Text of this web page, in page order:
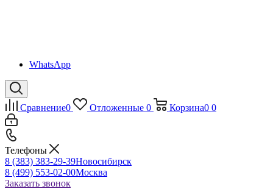
WhatsApp
Сравнение0 Отложенные 0 Корзина0 0
Телефоны
8 (383) 383-29-39Новосибирск
8 (499) 553-02-00Москва
Заказать звонок